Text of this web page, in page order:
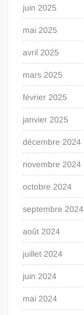
juin 2025
mai 2025
avril 2025
mars 2025
février 2025
janvier 2025
décembre 2024
novembre 2024
octobre 2024
septembre 2024
août 2024
juillet 2024
juin 2024
mai 2024